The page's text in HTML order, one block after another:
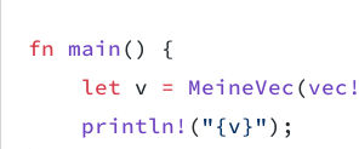
fn main() {
    let
v = MeineVec(vec!
    println!
( "{v}"